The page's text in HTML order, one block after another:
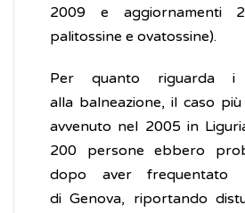
2009 e aggiornamenti
palitossine e ovatossine).
Per quanto riguarda i
alla balneazione, il caso
avvenuto nel 2005 in
200 persone ebbero
dopo aver frequentato
di Genova, riportando